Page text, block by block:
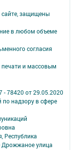
защищены
в любом объеме
согласия
печати и массовым
78420 от 29.05.2020
надзору в сфере
Республика
Дрожжаное улица